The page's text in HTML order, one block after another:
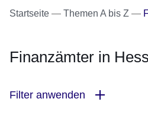
Startseite Themen A bis Z
Finanzämter in
Filter anwenden